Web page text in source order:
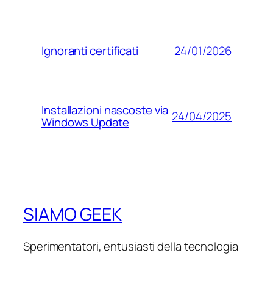
Ignoranti certificati 24/01/2026
Installazioni nascoste via
Windows Update 24/04/2025
SIAMO GEEK
Sperimentatori, entusiasti della tecnologia